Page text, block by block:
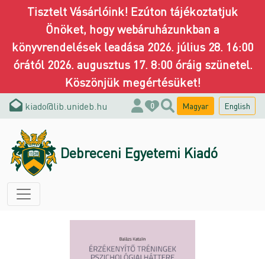
Tisztelt Vásárlóink! Ezúton tájékoztatjuk
Önöket, hogy webáruházunkban a
könyvrendelések leadása 2026. július 28. 16:00
órától 2026. augusztus 17. 8:00 óráig szünetel.
Köszönjük megértésüket!
kiado@lib.unideb.hu 0 Magyar English
Debreceni Egyetemi Kiadó